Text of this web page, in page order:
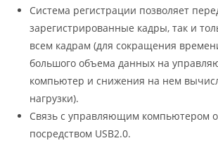
Система регистрации позволяет
зарегистрированные кадры, так и
всем кадрам (для сокращения
большого объема данных на
компьютер и снижения на нем
нагрузки).
Связь с управляющим компьютером
посредством USB2.0.